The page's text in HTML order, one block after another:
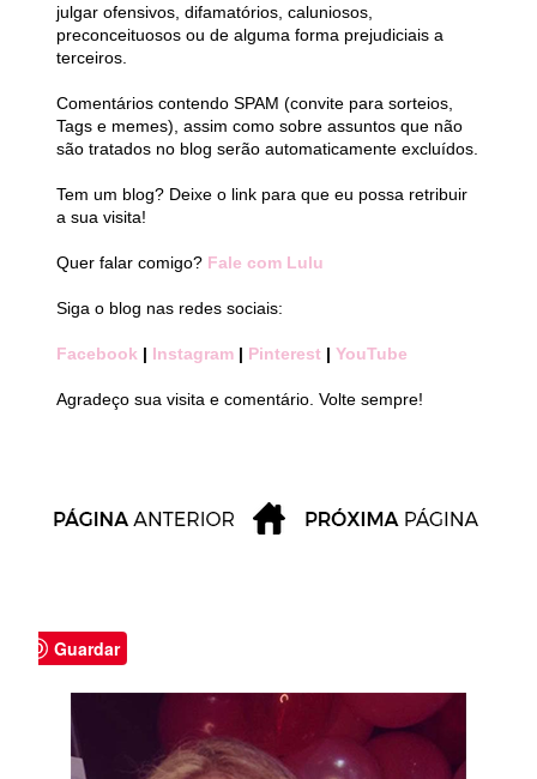
julgar ofensivos, difamatórios, caluniosos,
preconceituosos ou de alguma forma prejudiciais a
terceiros.
Comentários contendo SPAM (convite para sorteios,
Tags e memes), assim como sobre assuntos que não
são tratados no blog serão automaticamente excluídos.
Tem um blog? Deixe o link para que eu possa retribuir
a sua visita!
Quer falar comigo? Fale com Lulu
Siga o blog nas redes sociais:
Facebook | Instagram | Pinterest | YouTube
Agradeço sua visita e comentário. Volte sempre!
Guardar